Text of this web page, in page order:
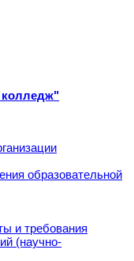
образовательной
и требования
(научно-